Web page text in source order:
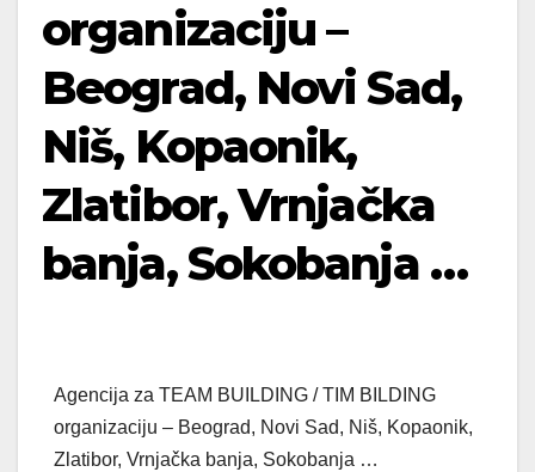
organizaciju –
Beograd, Novi Sad,
Niš, Kopaonik,
Zlatibor, Vrnjačka
banja, Sokobanja …
Agencija za TEAM BUILDING / TIM BILDING
organizaciju – Beograd, Novi Sad, Niš, Kopaonik,
Zlatibor, Vrnjačka banja, Sokobanja …